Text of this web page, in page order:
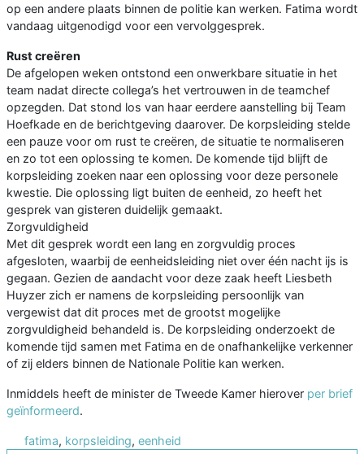
op een andere plaats binnen de politie kan werken. Fatima wordt
vandaag uitgenodigd voor een vervolggesprek.
Rust creëren
De afgelopen weken ontstond een onwerkbare situatie in het
team nadat directe collega’s het vertrouwen in de teamchef
opzegden. Dat stond los van haar eerdere aanstelling bij Team
Hoefkade en de berichtgeving daarover. De korpsleiding stelde
een pauze voor om rust te creëren, de situatie te normaliseren
en zo tot een oplossing te komen. De komende tijd blijft de
korpsleiding zoeken naar een oplossing voor deze personele
kwestie. Die oplossing ligt buiten de eenheid, zo heeft het
gesprek van gisteren duidelijk gemaakt.
Zorgvuldigheid
Met dit gesprek wordt een lang en zorgvuldig proces
afgesloten, waarbij de eenheidsleiding niet over één nacht ijs is
gegaan. Gezien de aandacht voor deze zaak heeft Liesbeth
Huyzer zich er namens de korpsleiding persoonlijk van
vergewist dat dit proces met de grootst mogelijke
zorgvuldigheid behandeld is. De korpsleiding onderzoekt de
komende tijd samen met Fatima en de onafhankelijke verkenner
of zij elders binnen de Nationale Politie kan werken.
Inmiddels heeft de minister de Tweede Kamer hierover per brief
geïnformeerd.
fatima, korpsleiding, eenheid